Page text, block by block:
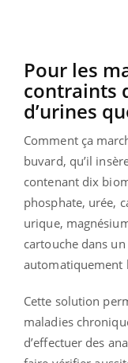
Pour les
contraints
d’urines
Comment ça
buvard, qu’il
contenant dix
phosphate, urée,
urique,
cartouche dans
automatiquement
Cette solution
maladies
d’effectuer des